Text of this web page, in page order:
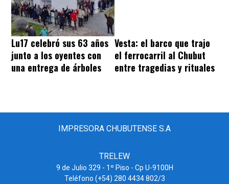
Lu17 celebró sus 63 años
junto a los oyentes con
una entrega de árboles
Vesta: el barco que trajo
el ferrocarril al Chubut
entre tragedias y rituales
IMPRESORA CHUBUTENSE S.A
TRELEW
9 de Julio 329 - 1º Piso - Cp U-9100H
Teléfono (+54) 280 4434 802/3